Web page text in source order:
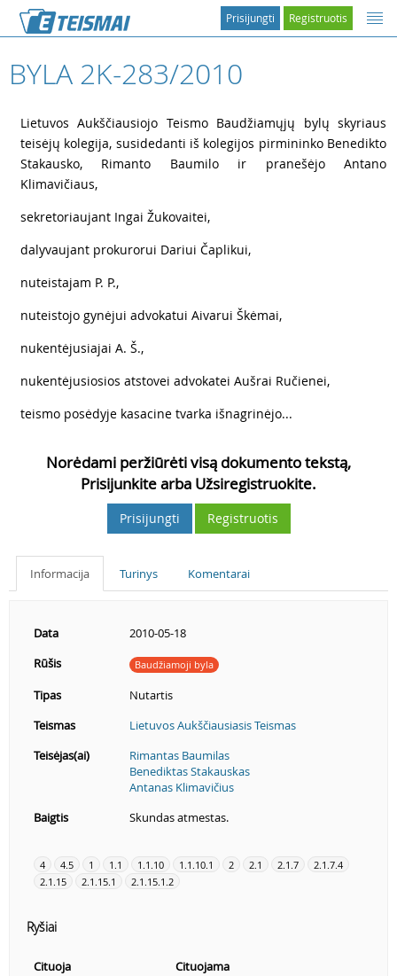
Registruotis
Prisijungti
BYLA 2K-283/2010
Lietuvos Aukščiausiojo Teismo Baudžiamųjų bylų skyriaus
teisėjų kolegija, susidedanti iš kolegijos pirmininko Benedikto
Stakausko, Rimanto Baumilo ir pranešėjo Antano
Klimavičiaus,
sekretoriaujant Ingai Žukovaitei,
dalyvaujant prokurorui Dariui Čaplikui,
nuteistajam P. P.,
nuteistojo gynėjui advokatui Aivarui Škėmai,
nukentėjusiajai A. Š.,
nukentėjusiosios atstovei advokatei Aušrai Ručienei,
teismo posėdyje kasacine tvarka išnagrinėjo...
Norėdami peržiūrėti visą dokumento tekstą,
Prisijunkite arba Užsiregistruokite.
Prisijungti Registruotis
Informacija Turinys Komentarai
Data
2010-05-18
Rūšis
Baudžiamoji byla
Tipas
Nutartis
Teismas
Lietuvos Aukščiausiasis Teismas
Teisėjas(ai)
Rimantas Baumilas
Benediktas Stakauskas
Antanas Klimavičius
Baigtis
Skundas atmestas.
4 4.5 1 1.1 1.1.10 1.1.10.1 2 2.1 2.1.7
2.1.7.4
2.1.15
2.1.15.1 2.1.15.1.2
Ryšiai
Cituoja
Cituojama